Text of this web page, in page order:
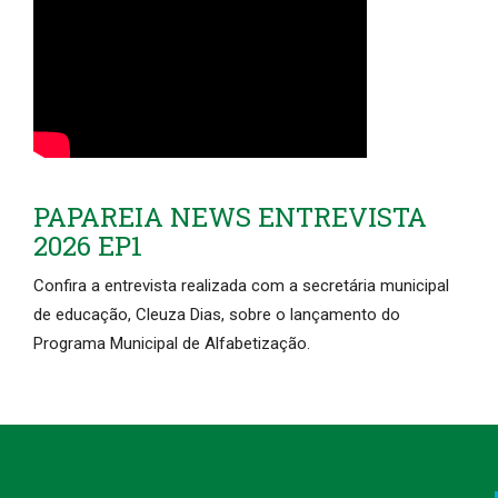
PAPAREIA NEWS ENTREVISTA
2026 EP1
Confira a entrevista realizada com a secretária municipal
de educação, Cleuza Dias, sobre o lançamento do
Programa Municipal de Alfabetização.